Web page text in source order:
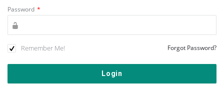
Password *
Remember Me! Forgot Password?